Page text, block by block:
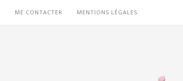
ME CONTACTER MENTIONS LÉGALES